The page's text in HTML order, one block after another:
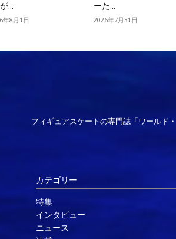
...
年8月1日
ーた...
2026年7月31日
フィギュアスケートの専門誌「ワールド
カテゴリー
特集
インタビュー
ニュース